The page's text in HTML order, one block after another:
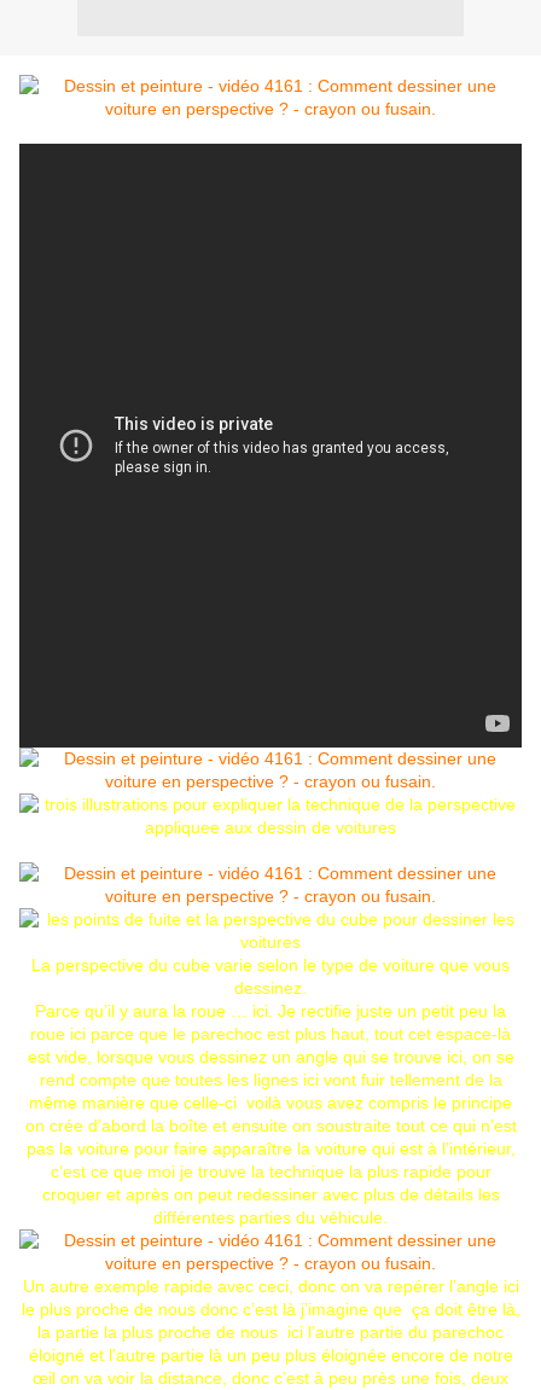
La perspective du cube varie selon le type de voiture que vous
dessinez.
Parce qu’il y aura la roue … ici. Je rectifie juste un petit peu la
roue ici parce que le parechoc est plus haut, tout cet espace-là
est vide, lorsque vous dessinez un angle qui se trouve ici, on se
rend compte que toutes les lignes ici vont fuir tellement de la
même manière que celle-ci voilà vous avez compris le principe
on crée d’abord la boîte et ensuite on soustraite tout ce qui n’est
pas la voiture pour faire apparaître la voiture qui est à l’intérieur,
c’est ce que moi je trouve la technique la plus rapide pour
croquer et après on peut redessiner avec plus de détails les
différentes parties du véhicule.
Un autre exemple rapide avec ceci, donc on va repérer l’angle ici
le plus proche de nous donc c’est là j’imagine que ça doit être là,
la partie la plus proche de nous ici l’autre partie du parechoc
éloigné et l’autre partie là un peu plus éloignée encore de notre
œil on va voir la distance, donc c’est à peu près une fois, deux